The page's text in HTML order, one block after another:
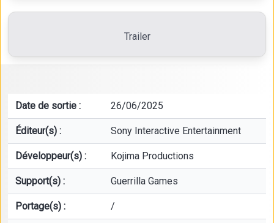
Trailer
Date de sortie : 26/06/2025
Éditeur(s) : Sony Interactive Entertainment
Développeur(s) : Kojima Productions
Support(s) : Guerrilla Games
Portage(s) : /